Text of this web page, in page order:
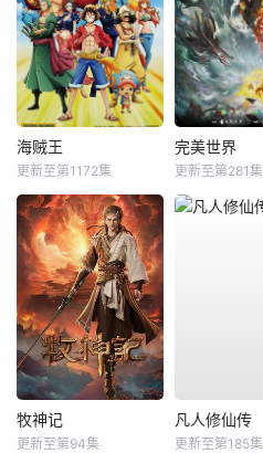
海贼王
更新至第1172集
完美世界
更新至第281集
牧神记
更新至第94集
凡人修仙传
更新至第185集